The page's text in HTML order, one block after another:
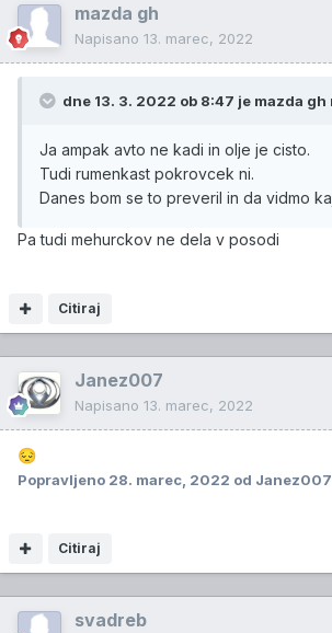
vem
) - toliko antifriza se ti posuši, če
ne opaziš lužice... In tudi "radiator" v
toliko antifriza ti vpivna tapiserija in se
mazda gh
Napisano 13. marec, 2022
dne 13. 3. 2022 ob 8:47 je mazda gh
Ja ampak avto ne kadi in olje je cisto.
Tudi rumenkast pokrovcek ni.
Danes bom se to preveril in da vidmo
Pa tudi mehurckov ne dela v posodi
Citiraj
Janez007
Napisano 13. marec, 2022
😔
Popravljeno 28. marec, 2022 od Janez007
Citiraj
svadreb